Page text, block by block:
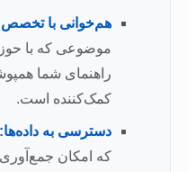
هم‌خوانی با تخصص
موضوعی که با
راهنمای شما
کمک‌کننده است.
دسترسی به داده‌ها:
که امکان جمع‌آوری